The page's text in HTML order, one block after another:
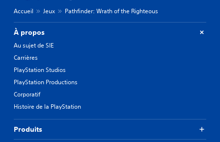
Accueil Jeux Pathfinder: Wrath of the Righteous
À propos
Au sujet de SIE
Carrières
PlayStation Studios
PlayStation Productions
Corporatif
Histoire de la PlayStation
Produits